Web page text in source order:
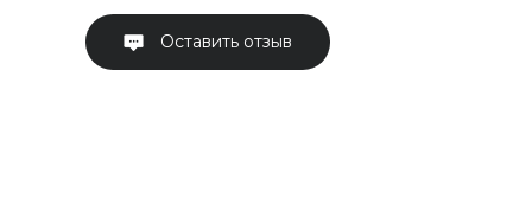
Оставить отзыв